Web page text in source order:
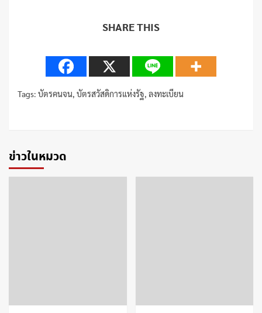
SHARE THIS
Tags: บัตรคนจน, บัตรสวัสดิการแห่งรัฐ, ลงทะเบียน
Reading
ข่าวในหมวด